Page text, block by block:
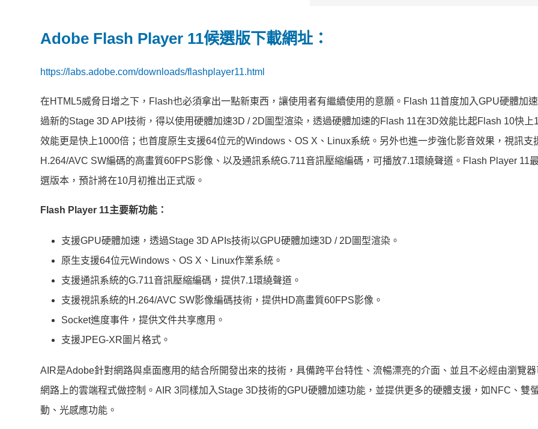
Adobe Flash Player 11候選版下載網址：
https://labs.adobe.com/downloads/flashplayer11.html
在HTML5威脅日增之下，Flash也必須拿出一點新東西，讓使用者有繼續使用的意願。Flash 11首度加入GPU硬體加
過新的Stage 3D API技術，得以使用硬體加速3D / 2D圖型渲染，透過硬體加速的Flash 11在3D效能比起Flash 10快上
效能更是快上1000倍；也首度原生支援64位元的Windows、OS X、Linux系統。另外也進一步強化影音效果，視訊支
H.264/AVC SW編碼的高畫質60FPS影像、以及通訊系統G.711音訊壓縮編碼，可播放7.1環繞聲道。Flash Player 11
選版本，預計將在10月初推出正式版。
Flash Player 11主要新功能：
支援GPU硬體加速，透過Stage 3D APIs技術以GPU硬體加速3D / 2D圖型渲染。
原生支援64位元Windows、OS X、Linux作業系統。
支援通訊系統的G.711音訊壓縮編碼，提供7.1環繞聲道。
支援視訊系統的H.264/AVC SW影像編碼技術，提供HD高畫質60FPS影像。
Socket進度事件，提供文件共享應用。
支援JPEG-XR圖片格式。
AIR是Adobe針對網路與桌面應用的結合所開發出來的技術，具備跨平台特性、流暢漂亮的介面、並且不必經由瀏覽
網路上的雲端程式做控制。AIR 3同樣加入Stage 3D技術的GPU硬體加速功能，並提供更多的硬體支援，如NFC、雙
動、光感應功能。